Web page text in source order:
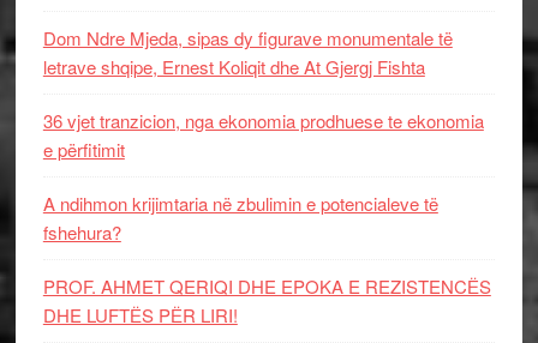
Dom Ndre Mjeda, sipas dy figurave monumentale të
letrave shqipe, Ernest Koliqit dhe At Gjergj Fishta
36 vjet tranzicion, nga ekonomia prodhuese te ekonomia
e përfitimit
A ndihmon krijimtaria në zbulimin e potencialeve të
fshehura?
PROF. AHMET QERIQI DHE EPOKA E REZISTENCЁS
DHE LUFTЁS PЁR LIRI!